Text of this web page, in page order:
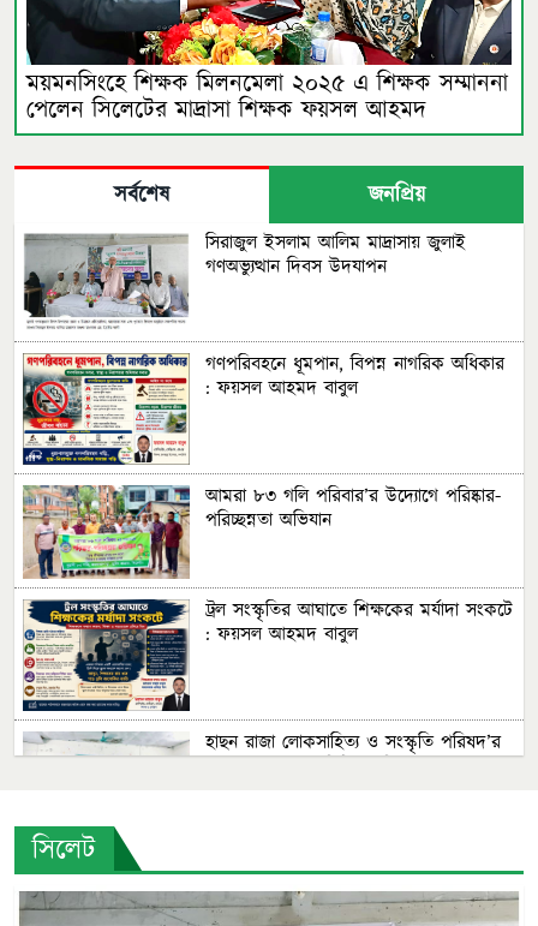
ময়মনসিংহে শিক্ষক মিলনমেলা ২০২৫ এ শিক্ষক সম্মাননা
পেলেন সিলেটের মাদ্রাসা শিক্ষক ফয়সল আহমদ
সর্বশেষ জনপ্রিয়
সিরাজুল ইসলাম আলিম মাদ্রাসায় জুলাই
গণঅভ্যুত্থান দিবস উদযাপন
গণপরিবহনে ধূমপান, বিপন্ন নাগরিক অধিকার
: ফয়সল আহমদ বাবুল
আমরা ৮৩ গলি পরিবার’র উদ্যোগে পরিষ্কার-
পরিচ্ছন্নতা অভিযান
ট্রল সংস্কৃতির আঘাতে শিক্ষকের মর্যাদা সংকটে
: ফয়সল আহমদ বাবুল
হাছন রাজা লোকসাহিত্য ও সংস্কৃতি পরিষদ’র
আক্তারুল ইসলাম চৌধুরীর জীবন ও কর্ম :
ফয়সল আহমদ বাবুল
সিলেট